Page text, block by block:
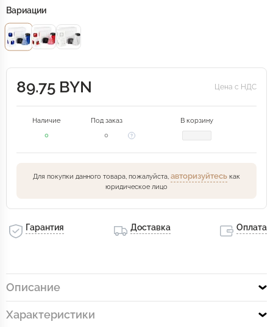
Вариации
89.75 BYN Цена с НДС
Наличие Под заказ
В корзину
0
0
Для покупки данного товара, пожалуйста, авторизуйтесь как
юридическое лицо
Гарантия Доставка Оплата
Описание
Характеристики